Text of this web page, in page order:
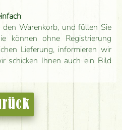
Warenkorb, und füllen Sie
können ohne Registrierung
Lieferung, informieren wir
schicken Ihnen auch ein Bild